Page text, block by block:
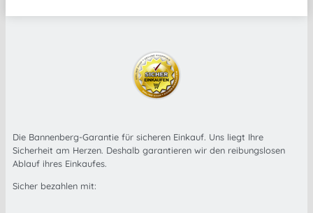
Die Bannenberg-Garantie für sicheren Einkauf. Uns liegt Ihre
Sicherheit am Herzen. Deshalb garantieren wir den reibungslosen
Ablauf ihres Einkaufes.
Sicher bezahlen mit: